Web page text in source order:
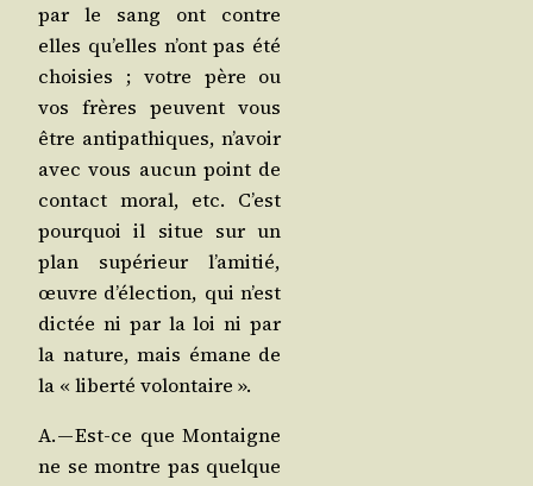
par le sang ont contre
elles qu’elles n’ont pas été
choi­sies ; votre père ou
vos frères peuvent vous
être anti­pa­thiques, n’a­voir
avec vous aucun point de
contact moral, etc. C’est
pour­quoi il situe sur un
plan supé­rieur l’a­mi­tié,
œuvre d’é­lec­tion, qui n’est
dic­tée ni par la loi ni par
la nature, mais émane de
la « liber­té volontaire ».
A. — Est-ce que Mon­taigne
ne se montre pas quelque